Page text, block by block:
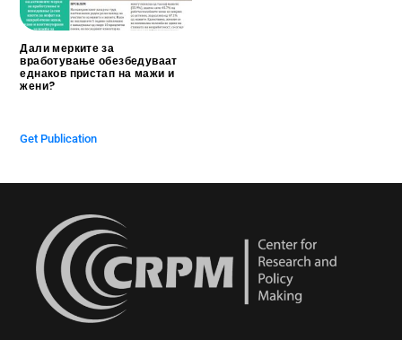
Дали мерките за
вработување обезбедуваат
еднаков пристап на мажи и
жени?
Get Publication